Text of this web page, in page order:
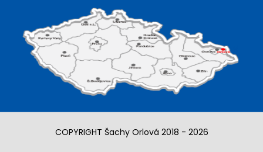
COPYRIGHT Šachy Orlová 2018 - 2026